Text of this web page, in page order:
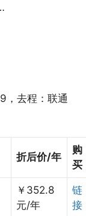
，去程：联通
折后价/年
购
买
￥352.8
元/年
链
接